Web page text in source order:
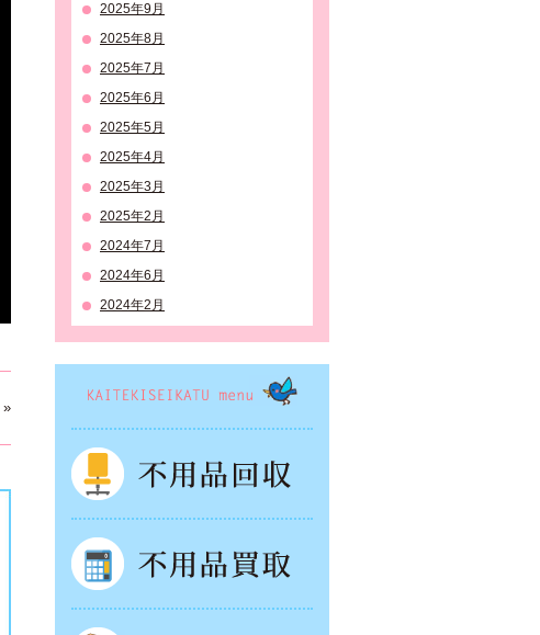
»
2025年9月
2025年8月
2025年7月
2025年6月
2025年5月
2025年4月
2025年3月
2025年2月
2024年7月
2024年6月
2024年2月